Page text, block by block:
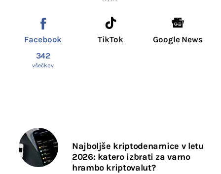
Facebook
342
všečkov
TikTok Google News
Najboljše kriptodenarnice v letu
2026: katero izbrati za varno
hrambo kriptovalut?